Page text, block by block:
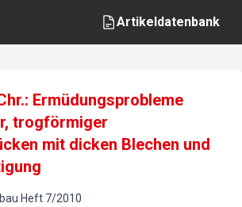
Artikeldatenbank
Ermüdungsprobleme
trogförmiger
mit dicken Blechen und
Heft 7/2010